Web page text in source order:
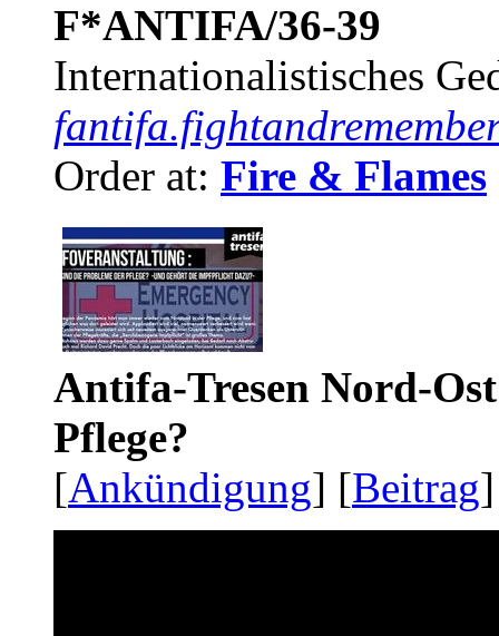
F*ANTIFA/36-39
Internationalistisches
Order at: Fire & Flames
Antifa-Tresen Nord-
Pflege?
[Ankündigung] [Beitrag